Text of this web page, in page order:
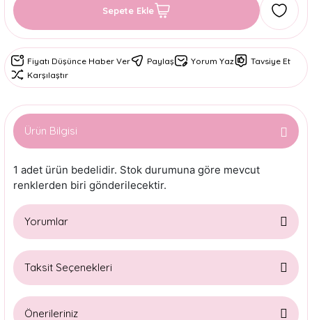
Sepete Ekle
Fiyatı Düşünce Haber Ver Paylaş Yorum Yaz
Tavsiye Et
Karşılaştır
Ürün Bilgisi
1 adet ürün bedelidir. Stok durumuna göre mevcut
renklerden biri gönderilecektir.
Yorumlar
Taksit Seçenekleri
Önerileriniz